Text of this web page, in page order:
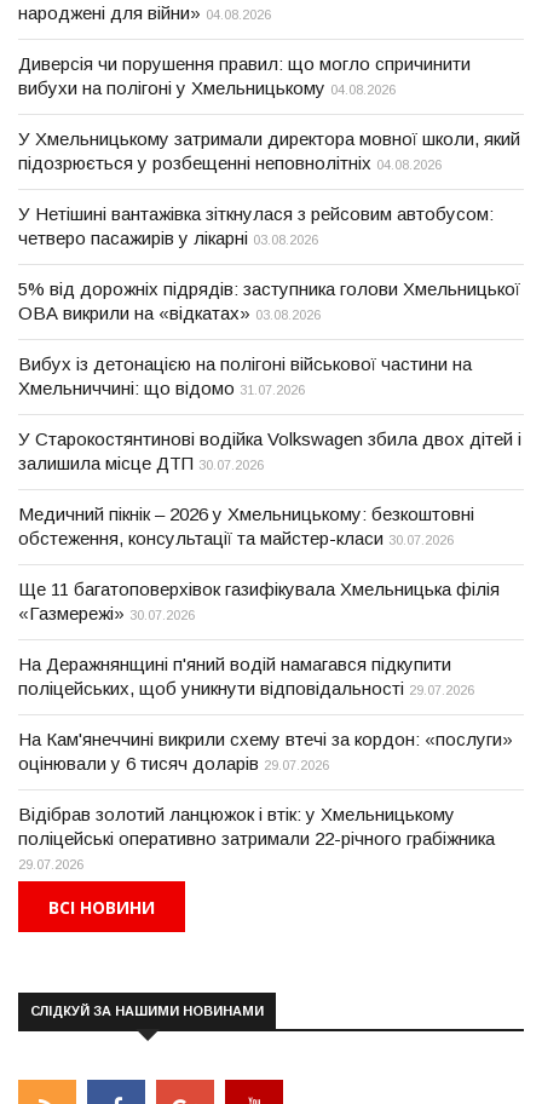
народжені для війни» 04.08.2026
Диверсія чи порушення правил: що могло спричинити
вибухи на полігоні у Хмельницькому 04.08.2026
У Хмельницькому затримали директора мовної школи, який
підозрюється у розбещенні неповнолітніх 04.08.2026
У Нетішині вантажівка зіткнулася з рейсовим автобусом:
четверо пасажирів у лікарні 03.08.2026
5% від дорожніх підрядів: заступника голови Хмельницької
ОВА викрили на «відкатах» 03.08.2026
Вибух із детонацією на полігоні військової частини на
Хмельниччині: що відомо 31.07.2026
У Старокостянтинові водійка Volkswagen збила двох дітей і
залишила місце ДТП 30.07.2026
Медичний пікнік – 2026 у Хмельницькому: безкоштовні
обстеження, консультації та майстер-класи 30.07.2026
Ще 11 багатоповерхівок газифікувала Хмельницька філія
«Газмережі» 30.07.2026
На Деражнянщині п'яний водій намагався підкупити
поліцейських, щоб уникнути відповідальності 29.07.2026
На Кам'янеччині викрили схему втечі за кордон: «послуги»
оцінювали у 6 тисяч доларів 29.07.2026
Відібрав золотий ланцюжок і втік: у Хмельницькому
поліцейські оперативно затримали 22-річного грабіжника
29.07.2026
ВСІ НОВИНИ
СЛІДКУЙ ЗА НАШИМИ НОВИНАМИ